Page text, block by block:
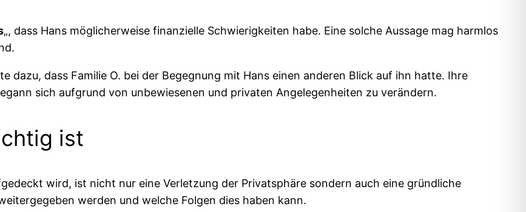
„, dass Hans möglicherweise finanzielle Schwierigkeiten habe. Eine solche Aussage mag harmlos
dazu, dass Familie O. bei der Begegnung mit Hans einen anderen Blick auf ihn hatte. Ihre
sich aufgrund von unbewiesenen und privaten Angelegenheiten zu verändern.
ist
wird, ist nicht nur eine Verletzung der Privatsphäre sondern auch eine gründliche
werden und welche Folgen dies haben kann.